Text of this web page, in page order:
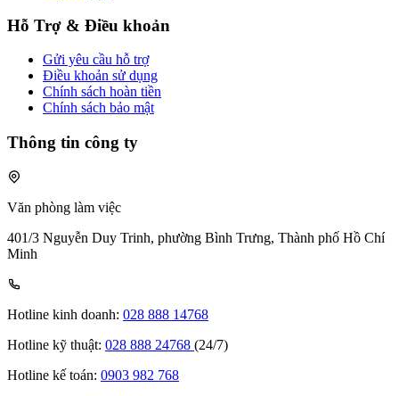
Hỗ Trợ & Điều khoản
Gửi yêu cầu hỗ trợ
Điều khoản sử dụng
Chính sách hoàn tiền
Chính sách bảo mật
Thông tin công ty
Văn phòng làm việc
401/3 Nguyễn Duy Trinh, phường Bình Trưng, Thành phố Hồ Chí
Minh
Hotline kinh doanh: 028 888 14768
Hotline kỹ thuật: 028 888 24768 (24/7)
Hotline kế toán: 0903 982 768